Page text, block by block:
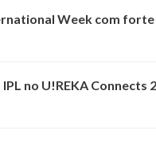
Week com
no U!REKA Connects